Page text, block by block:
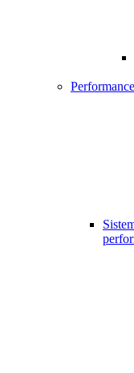
Performance